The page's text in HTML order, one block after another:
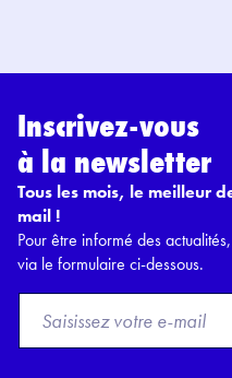
Inscrivez-vous
à la newsletter
Tous les mois, le meilleur
mail !
Pour être informé des
via le formulaire ci-dessous.
o